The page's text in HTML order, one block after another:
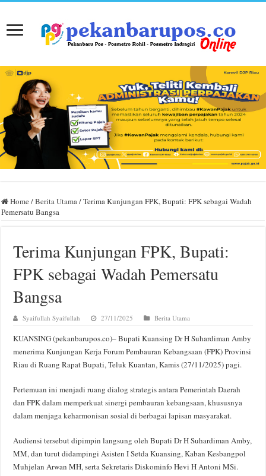
Home /Berita Utama/Terima Kunjungan FPK, Bupati: FPK sebagai Wadah
Pemersatu Bangsa
Terima Kunjungan FPK, Bupati:
FPK sebagai Wadah Pemersatu
Bangsa
Syaifullah Syaifullah 27/11/2025 Berita Utama
KUANSING (pekanbarupos.co)– Bupati Kuansing Dr H Suhardiman Amby
menerima Kunjungan Kerja Forum Pembauran Kebangsaan (FPK) Provinsi
Riau di Ruang Rapat Bupati, Teluk Kuantan, Kamis (27/11/2025) pagi.
Pertemuan ini menjadi ruang dialog strategis antara Pemerintah Daerah
dan FPK dalam memperkuat sinergi pembauran kebangsaan, khususnya
dalam menjaga keharmonisan sosial di berbagai lapisan masyarakat.
Audiensi tersebut dipimpin langsung oleh Bupati Dr H Suhardiman Amby,
MM, dan turut didampingi Asisten I Setda Kuansing, Kaban Kesbangpol
Muhjelan Arwan MH, serta Sekretaris Diskominfo Hevi H Antoni MSi.